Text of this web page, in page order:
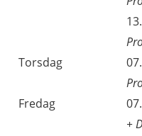
Torsdag
Fredag
+